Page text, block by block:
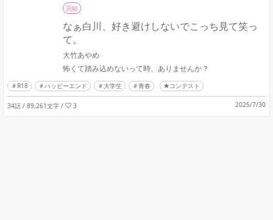
完結
なぁ白川、好き避けしないでこっち見て笑っ
て。
大竹あやめ
怖くて踏み込めないって時、ありませんか？
R18 ハッピーエンド 大学生 青春 ★コンテスト
34話 / 89,261文字 / 3 2025/7/30